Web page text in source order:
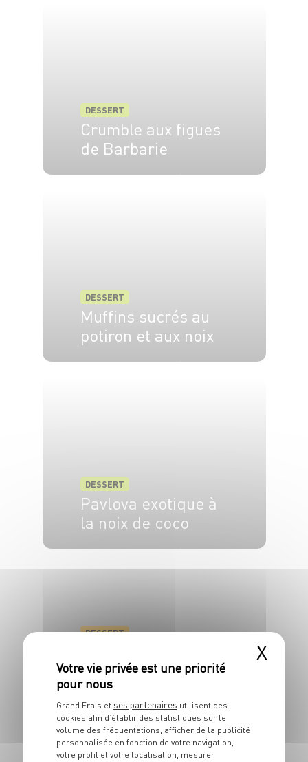
DESSERT
Crumble aux figues
de Barbarie
DESSERT
Muffins sucrés au
potiron et aux noix
DESSERT
Pavlova exotique à
la noix de coco
DESSERT
au chocolat et
crumble de fruits
secs
6 pers. 25 min 20 min
X
Grand Frais et ses partenaires utilisent des
cookies afin d’établir des statistiques sur le
volume des fréquentations, afficher de la publicité
personnalisée en fonction de votre navigation,
votre profil et votre localisation, mesurer